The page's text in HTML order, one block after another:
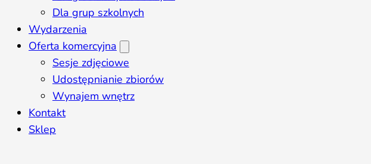
Dla grup szkolnych
Wydarzenia
Oferta komercyjna
Sesje zdjęciowe
Udostępnianie zbiorów
Wynajem wnętrz
Kontakt
Sklep